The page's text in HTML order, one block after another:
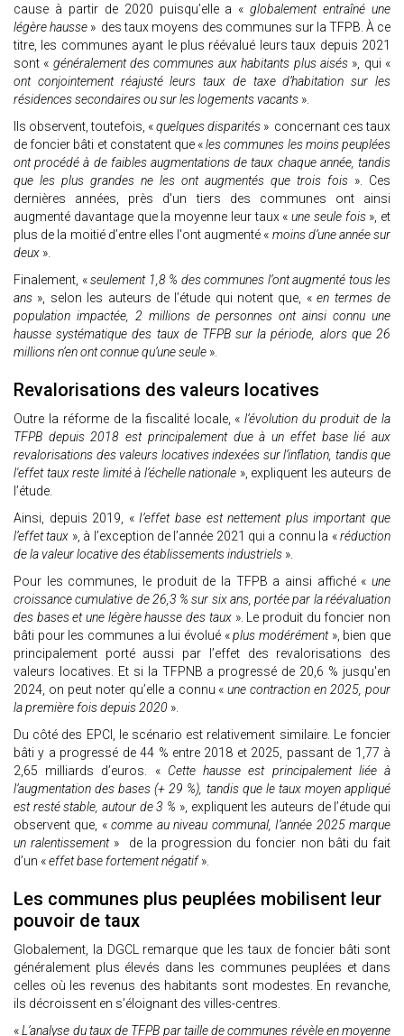
cause à partir de 2020 puisqu’elle a «globalement entraîné une
légère hausse » des taux moyens des communes sur la TFPB. À ce
titre, les communes ayant le plus réévalué leurs taux depuis 2021
sont « généralement des communes aux habitants plus aisés », qui «
ont conjointement réajusté leurs taux de taxe d’habitation sur les
résidences secondaires ou sur les logements vacants ».
Ils observent, toutefois, «quelques disparités » concernant ces taux
de foncier bâti et constatent que «les communes les moins peuplées
ont procédé à de faibles augmentations de taux chaque année, tandis
que les plus grandes ne les ont augmentés que trois fois ». Ces
dernières années, près d'un tiers des communes ont ainsi
augmenté davantage que la moyenne leur taux « une seule fois», et
plus de la moitié d’entre elles I'ont augmenté « moins d’une année sur
deux ».
Finalement, «seulement 1,8 % des communes l‘ont augmenté tous les
ans », selon les auteurs de l’étude qui notent que, «en termes de
population impactée, 2 millions de personnes ont ainsi connu une
hausse systématique des taux de TFPB sur la période, alors que 26
millions n’en ont connue qu’une seule ».
Revalorisations des valeurs locatives
Outre la réforme de la fiscalité locale, « l’évolution du produit de la
TFPB depuis 2018 est principalement due à un effet base lié aux
revalorisations des valeurs locatives indexées sur l’inflation, tandis que
l'effet taux reste limité à l’échelle nationale », expliquent les auteurs de
l’étude.
Ainsi, depuis 2019, «I’effet base est nettement plus important que
l’effet taux », à l’exception de l’année 2021 qui a connu la «réduction
de la valeur locative des établissements industriels ».
Pour les communes, le produit de la TFPB a ainsi affiché « une
croissance cumulative de 26,3 % sur six ans, portée par la réévaluation
des bases et une légère hausse des taux ». Le produit du foncier non
bâti pour les communes a lui évolué «plus modérément », bien que
principalement porté aussi par l’effet des revalorisations des
valeurs locatives. Et si la TFPNB a progressé de 20,6 % jusqu'en
2024, on peut noter qu’elle a connu «une contraction en 2025, pour
la première fois depuis 2020 ».
Du côté des EPCI, le scénario est relativement similaire. Le foncier
bâti y a progressé de 44 % entre 2018 et 2025, passant de 1,77 à
2,65 milliards d’euros. « Cette hausse est principalement liée à
l’augmentation des bases (+ 29 %), tandis que le taux moyen appliqué
est resté stable, autour de 3 % », expliquent les auteurs de l’étude qui
observent que, «comme au niveau communal, I’année 2025 marque
un ralentissement » de la progression du foncier non bâti du fait
d’un «effet base fortement négatif».
Les communes plus peuplées mobilisent leur
pouvoir de taux
Globalement, la DGCL remarque que les taux de foncier bâti sont
généralement plus élevés dans les communes peuplées et dans
celles où les revenus des habitants sont modestes. En revanche,
ils décroissent en s’éloignant des villes-centres.
«L’analyse du taux de TFPB par taille de communes révèle en moyenne